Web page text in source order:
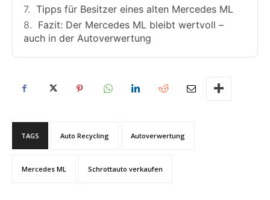
Tipps für Besitzer eines alten Mercedes ML
Fazit: Der Mercedes ML bleibt wertvoll –
auch in der Autoverwertung
TAGS Auto Recycling Autoverwertung
Mercedes ML Schrottauto verkaufen